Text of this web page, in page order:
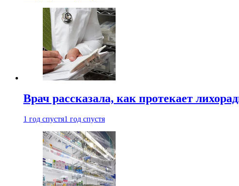
Врач рассказала, как протекает
1 год спустя1 год спустя